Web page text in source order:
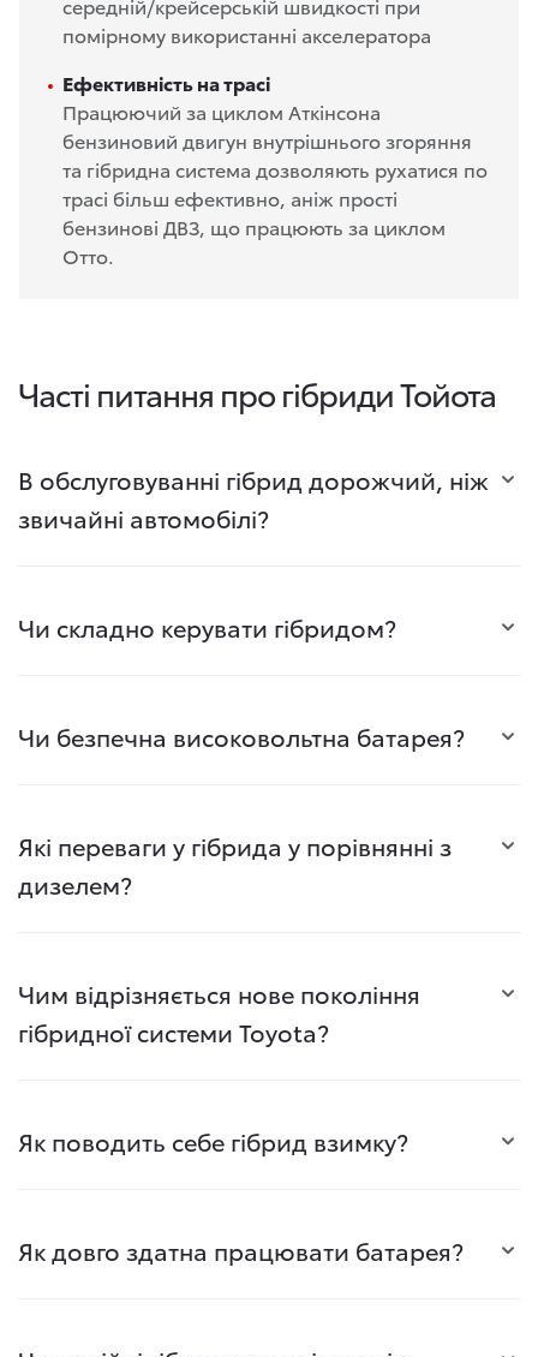
середній/крейсерській швидкості при
помірному використанні акселератора
Ефективність на трасі
Працюючий за циклом Аткінсона
бензиновий двигун внутрішнього згоряння
та гібридна система дозволяють рухатися по
трасі більш ефективно, аніж прості
бензинові ДВЗ, що працюють за циклом
Отто.
Часті питання про гібриди Тойота
В обслуговуванні гібрид дорожчий, ніж
звичайні автомобілі?
Чи складно керувати гібридом?
Чи безпечна високовольтна батарея?
Які переваги у гібрида у порівнянні з
дизелем?
Чим відрізняється нове покоління
гібридної системи Toyota?
Як поводить себе гібрид взимку?
Як довго здатна працювати батарея?